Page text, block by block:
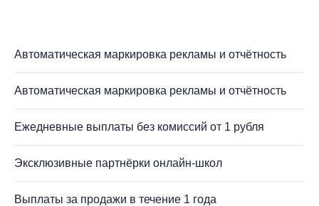
Автоматическая маркировка рекламы и отчётность
Автоматическая маркировка рекламы и отчётность
Ежедневные выплаты без комиссий от 1 рубля
Эксклюзивные партнёрки онлайн-школ
Выплаты за продажи в течение 1 года